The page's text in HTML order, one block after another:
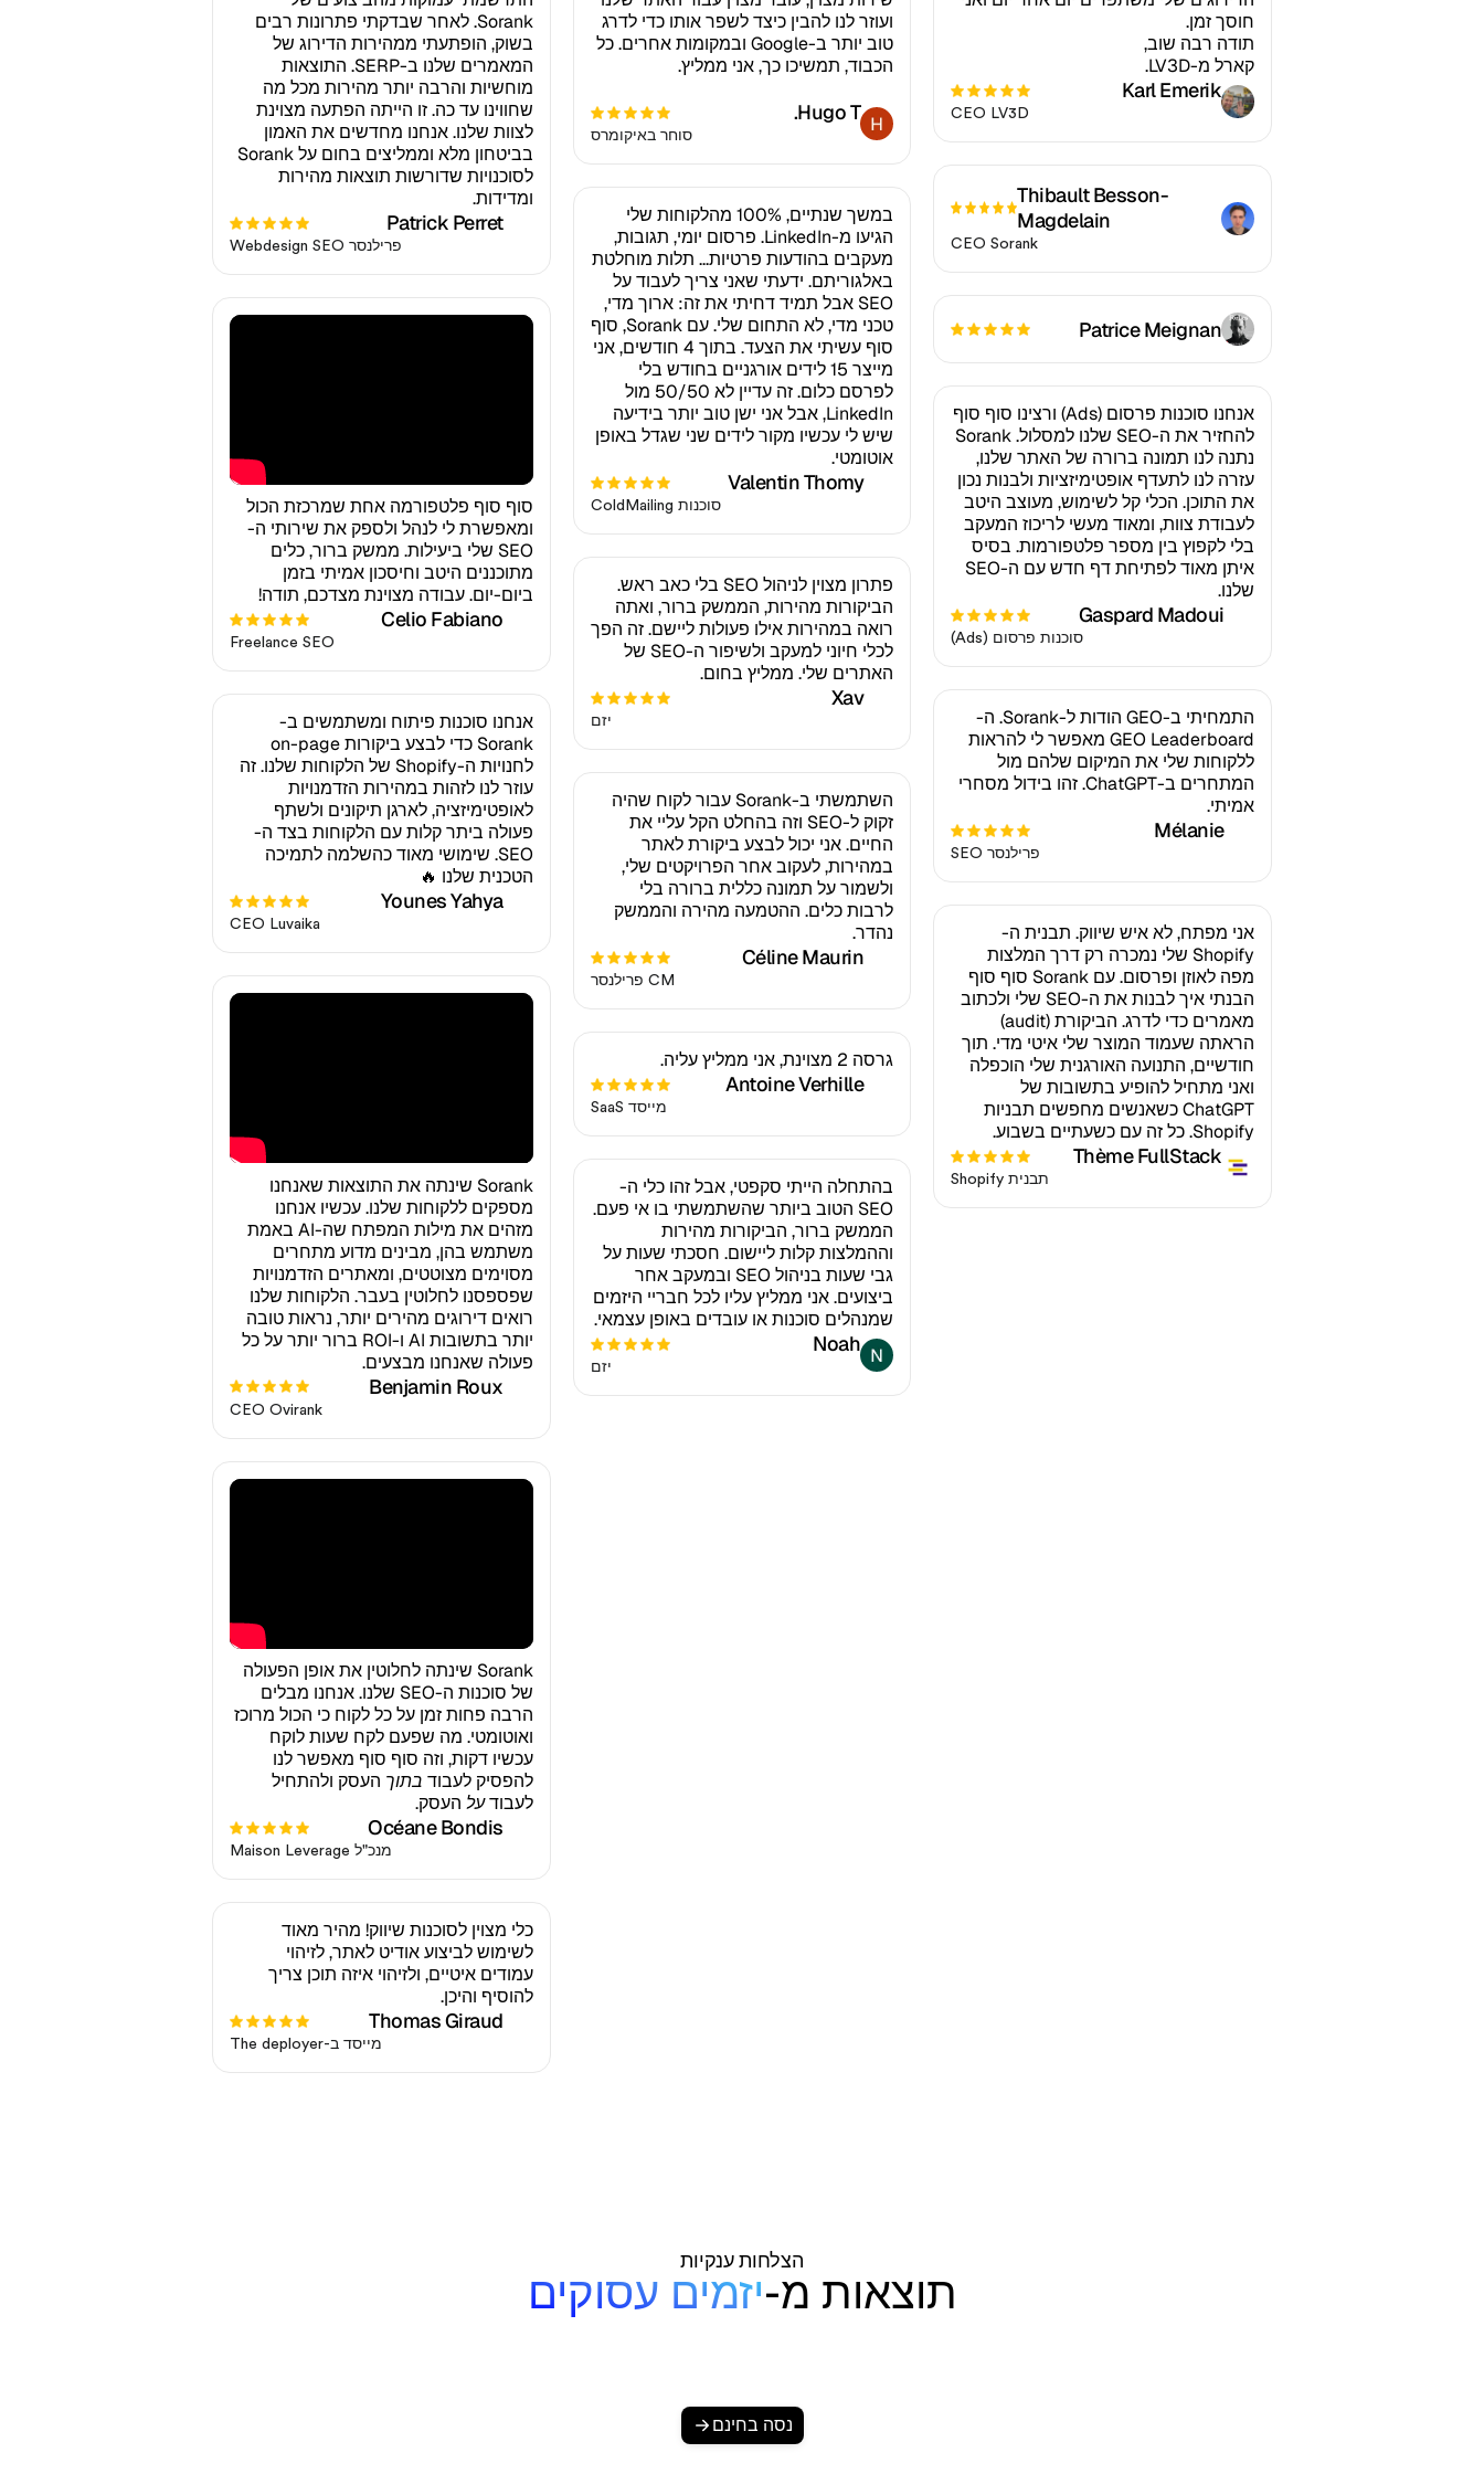
חוסך זמן.
תודה רבה שוב,
קארל מ-LV3D.
Karl Emerik
CEO LV3D
Thibault Besson-
Magdelain
CEO Sorank
Patrice Meignan
אנחנו סוכנות פרסום (Ads) ורצינו סוף סוף
להחזיר את ה-SEO שלנו למסלול. Sorank
נתנה לנו תמונה ברורה של האתר שלנו,
עזרה לנו לתעדף אופטימיזציות ולבנות נכון
את התוכן. הכלי קל לשימוש, מעוצב היטב
לעבודת צוות, ומאוד מעשי לריכוז המעקב
בלי לקפוץ בין מספר פלטפורמות. בסיס
איתן מאוד לפתיחת דף חדש עם ה-SEO
שלנו.
Gaspard Madoui
סוכנות פרסום (Ads)
התמחיתי ב-GEO הודות ל-Sorank. ה-
GEO Leaderboard מאפשר לי להראות
ללקוחות שלי את המיקום שלהם מול
המתחרים ב-ChatGPT. זהו בידול מסחרי
אמיתי.
Mélanie
פרילנסר SEO
אני מפתח, לא איש שיווק. תבנית ה-
Shopify שלי נמכרה רק דרך המלצות
מפה לאוזן ופרסום. עם Sorank סוף סוף
הבנתי איך לבנות את ה-SEO שלי ולכתוב
מאמרים כדי לדרג. הביקורת (audit)
הראתה שעמוד המוצר שלי איטי מדי. תוך
חודשיים, התנועה האורגנית שלי הוכפלה
ואני מתחיל להופיע בתשובות של
ChatGPT כשאנשים מחפשים תבניות
Shopify. כל זה עם כשעתיים בשבוע.
Thème FullStack
תבנית Shopify
ועוזר לנו להבין כיצד לשפר אותו כדי לדרג
טוב יותר ב-Google ובמקומות אחרים. כל
הכבוד, תמשיכו כך, אני ממליץ.
Hugo T.
סוחר באיקומרס
במשך שנתיים, 100% מהלקוחות שלי
הגיעו מ-LinkedIn. פרסום יומי, תגובות,
מעקבים בהודעות פרטיות... תלות מוחלטת
באלגוריתם. ידעתי שאני צריך לעבוד על
SEO אבל תמיד דחיתי את זה: ארוך מדי,
טכני מדי, לא התחום שלי. עם Sorank, סוף
סוף עשיתי את הצעד. בתוך 4 חודשים, אני
מייצר 15 לידים אורגניים בחודש בלי
לפרסם כלום. זה עדיין לא 50/50 מול
LinkedIn, אבל אני ישן טוב יותר בידיעה
שיש לי עכשיו מקור לידים שני שגדל באופן
אוטומטי.
Valentin Thomy
סוכנות ColdMailing
פתרון מצוין לניהול SEO בלי כאב ראש.
הביקורות מהירות, הממשק ברור, ואתה
רואה במהירות אילו פעולות ליישם. זה הפך
לכלי חיוני למעקב ולשיפור ה-SEO של
האתרים שלי. ממליץ בחום.
Xav
יזם
השתמשתי ב-Sorank עבור לקוח שהיה
זקוק ל-SEO וזה בהחלט הקל עליי את
החיים. אני יכול לבצע ביקורת לאתר
במהירות, לעקוב אחר הפרויקטים שלי,
ולשמור על תמונה כללית ברורה בלי
לרבות כלים. ההטמעה מהירה והממשק
נהדר.
Céline Maurin
CM פרילנסר
גרסה 2 מצוינת, אני ממליץ עליה.
Antoine Verhille
מייסד SaaS
בהתחלה הייתי סקפטי, אבל זהו כלי ה-
SEO הטוב ביותר שהשתמשתי בו אי פעם.
הממשק ברור, הביקורות מהירות
וההמלצות קלות ליישום. חסכתי שעות על
גבי שעות בניהול SEO ובמעקב אחר
ביצועים. אני ממליץ עליו לכל חבריי היזמים
שמנהלים סוכנות או עובדים באופן עצמאי.
Noah
יזם
Sorank. לאחר שבדקתי פתרונות רבים
בשוק, הופתעתי ממהירות הדירוג של
המאמרים שלנו ב-SERP. התוצאות
מוחשיות והרבה יותר מהירות מכל מה
שחווינו עד כה. זו הייתה הפתעה מצוינת
לצוות שלנו. אנחנו מחדשים את האמון
בביטחון מלא וממליצים בחום על Sorank
לסוכנויות שדורשות תוצאות מהירות
ומדידות.
Patrick Perret
פרילנסר Webdesign SEO
סוף סוף פלטפורמה אחת שמרכזת הכול
ומאפשרת לי לנהל ולספק את שירותי ה-
SEO שלי ביעילות. ממשק ברור, כלים
מתוכננים היטב וחיסכון אמיתי בזמן
ביום-יום. עבודה מצוינת מצדכם, תודה!
Celio Fabiano
Freelance SEO
אנחנו סוכנות פיתוח ומשתמשים ב-
Sorank כדי לבצע ביקורות on-page
לחנויות ה-Shopify של הלקוחות שלנו. זה
עוזר לנו לזהות במהירות הזדמנויות
לאופטימיזציה, לארגן תיקונים ולשתף
פעולה ביתר קלות עם הלקוחות בצד ה-
SEO. שימושי מאוד כהשלמה לתמיכה
הטכנית שלנו 🔥
Younes Yahya
CEO Luvaika
Sorank שינתה את התוצאות שאנחנו
מספקים ללקוחות שלנו. עכשיו אנחנו
מזהים את מילות המפתח שה-AI באמת
משתמש בהן, מבינים מדוע מתחרים
מסוימים מצוטטים, ומאתרים הזדמנויות
שפספסנו לחלוטין בעבר. הלקוחות שלנו
רואים דירוגים מהירים יותר, נראות טובה
יותר בתשובות AI ו-ROI ברור יותר על כל
פעולה שאנחנו מבצעים.
Benjamin Roux
CEO Ovirank
Sorank שינתה לחלוטין את אופן הפעולה
של סוכנות ה-SEO שלנו. אנחנו מבלים
הרבה פחות זמן על כל לקוח כי הכול מרוכז
ואוטומטי. מה שפעם לקח שעות לוקח
עכשיו דקות, וזה סוף סוף מאפשר לנו
להפסיק לעבוד בתוך העסק ולהתחיל
לעבודעל העסק.
Océane Bondis
מנכ"ל Maison Leverage
כלי מצוין לסוכנות שיווק! מהיר מאוד
לשימוש לביצוע אודיט לאתר, לזיהוי
עמודים איטיים, ולזיהוי איזה תוכן צריך
להוסיף והיכן.
Thomas Giraud
מייסד ב-The deployer
הצלחות ענקיות
תוצאות מ-יזמים עסוקים
נסה בחינם